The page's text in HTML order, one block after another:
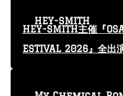
HEY-SMITH主催『
ESTIVAL 2026』全出
HEY-SMITH